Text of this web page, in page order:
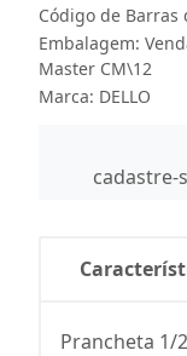
Código de Barras
Embalagem:
Master CM\12
Marca: DELLO
cadastre-
Prancheta 1/